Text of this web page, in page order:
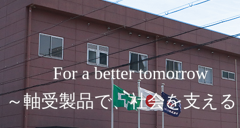
For a better tomorrow
～軸受製品で、社会を支え